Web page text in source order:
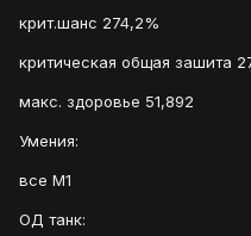
крит.шанс 274,2%
критическая общая зашита
макс. здоровье 51,892
Умения:
все М1
ОД танк: